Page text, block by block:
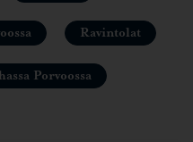
Ravintolat
Porvoossa